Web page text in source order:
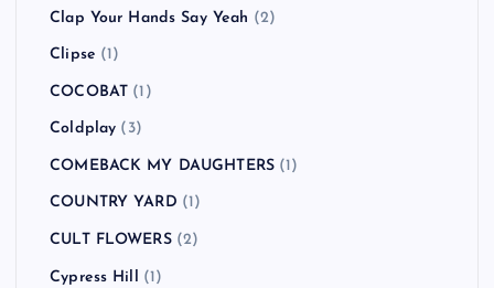
Clap Your Hands Say Yeah (2)
Clipse (1)
COCOBAT (1)
Coldplay (3)
COMEBACK MY DAUGHTERS (1)
COUNTRY YARD (1)
CULT FLOWERS(2)
Cypress Hill (1)